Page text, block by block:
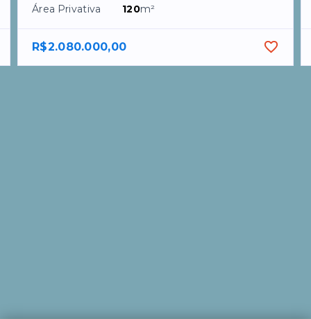
Área Privativa
120m²
R$2.080.000,00